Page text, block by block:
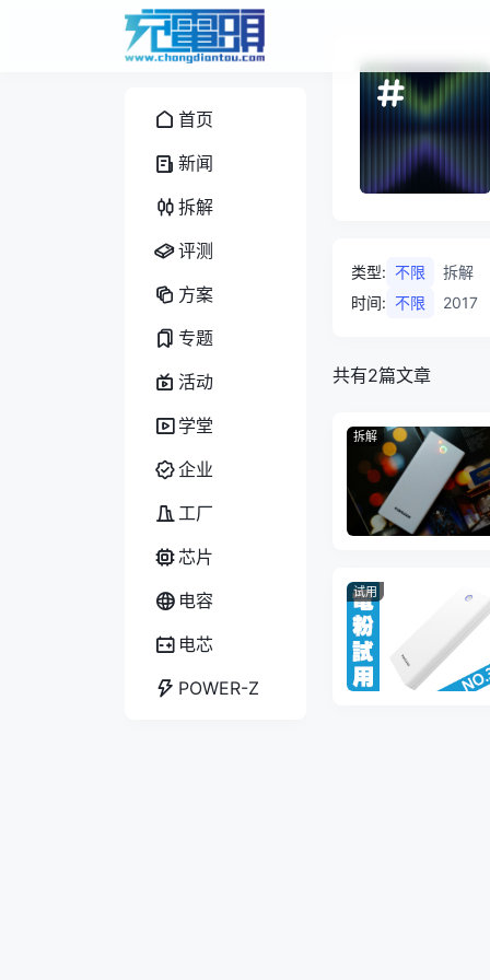
首页
新闻
拆解
评测
方案
专题
活动
学堂
企业
工厂
芯片
电容
电芯
POWER-Z
类型: 不限 拆解
时间: 不限 2017
共有2篇文章
拆解
试用